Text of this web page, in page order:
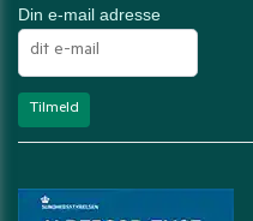
Din e-mail adresse